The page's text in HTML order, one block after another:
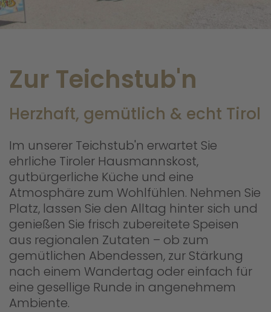
Zur Teichstub'n
Herzhaft, gemütlich & echt Tirol
Im unserer Teichstub'n erwartet Sie
ehrliche Tiroler Hausmannskost,
gutbürgerliche Küche und eine
Atmosphäre zum Wohlfühlen. Nehmen Sie
Platz, lassen Sie den Alltag hinter sich und
genießen Sie frisch zubereitete Speisen
aus regionalen Zutaten – ob zum
gemütlichen Abendessen, zur Stärkung
nach einem Wandertag oder einfach für
eine gesellige Runde in angenehmem
Ambiente.